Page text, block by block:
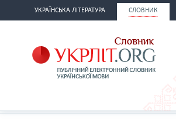
УКРАЇНСЬКА ЛІТЕРАТУРА СЛОВНИК